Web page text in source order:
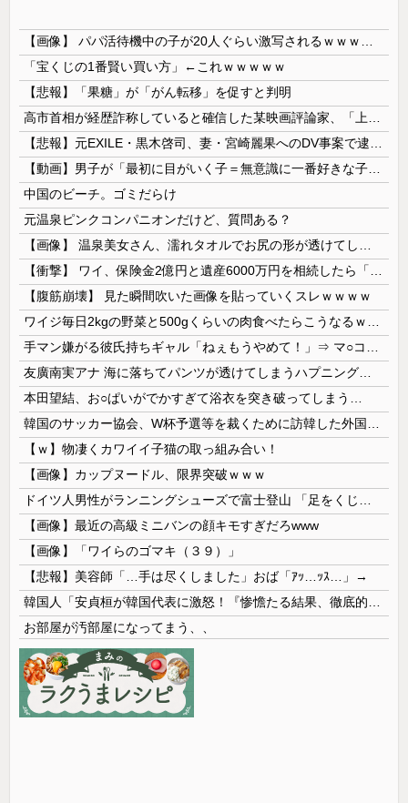
「宝くじの1番賢い買い方」←これｗｗｗｗｗ
【悲報】「果糖」が「がん転移」を促すと判明
中国のビーチ。ゴミだらけ
元温泉ピンクコンパニオンだけど、質問ある？
【腹筋崩壊】 見た瞬間吹いた画像を貼っていくスレｗｗｗｗ
本田望結、お○ぱいがでかすぎて浴衣を突き破ってしまう…
【ｗ】物凄くカワイイ子猫の取っ組み合い！
【画像】カップヌードル、限界突破ｗｗｗ
【画像】最近の高級ミニバンの顔キモすぎだろwww
【画像】「ワイらのゴマキ（３９）」
【悲報】美容師「…手は尽くしました」おば「ｱｯ…ｯｽ…」→
お部屋が汚部屋になってまう、、